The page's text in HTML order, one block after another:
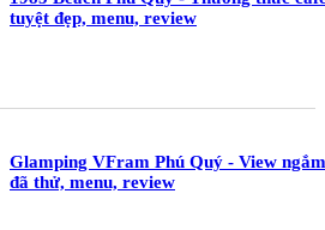
tuyệt đẹp, menu, review
Glamping VFram Phú Quý - View
đã thử, menu, review